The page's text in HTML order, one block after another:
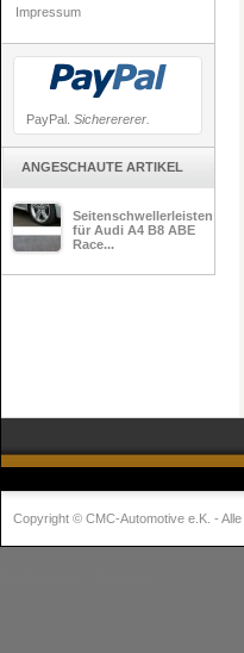
Impressum
PayPal. Sicherererer.
ANGESCHAUTE ARTIKEL
Seitenschwellerleisten
für Audi A4 B8 ABE
Race...
Copyright © CMC-Automotive e.K. -